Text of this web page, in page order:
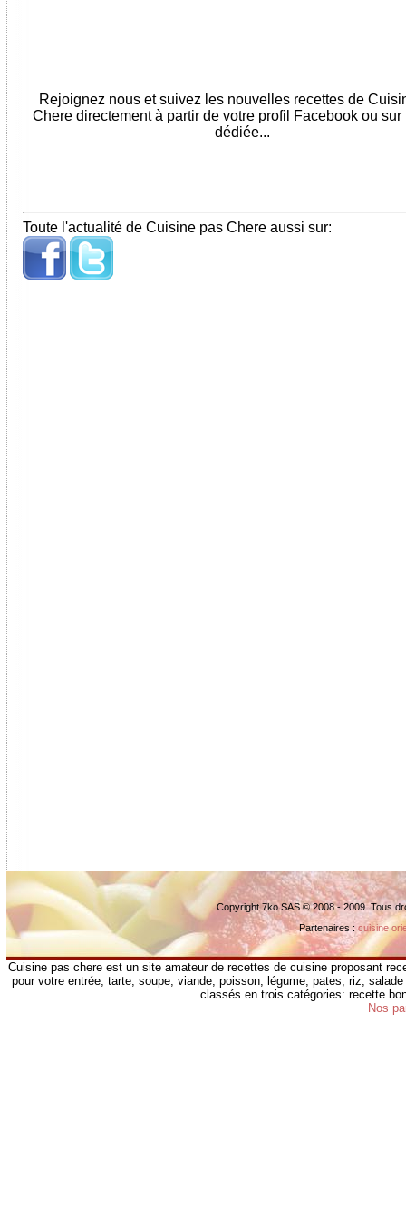
Rejoignez nous et suivez les nouvelles recettes de
Chere directement à partir de votre profil Facebook ou sur
dédiée...
Toute l'actualité de Cuisine pas Chere aussi sur:
Copyright 7ko SAS © 2008 - 2009. Tous
Partenaires :cuisine
Cuisine pas chere est un site amateur de recettes de cuisine proposant
pour votre entrée, tarte, soupe, viande, poisson, légume, pates, riz,
classés en trois catégories: recette
Nos